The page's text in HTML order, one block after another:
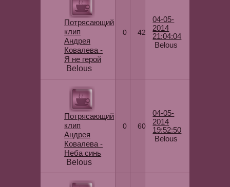
Потрясающий
клип
Андрея
Ковалева -
Я не герой
Belous
0 42
04-05-
2014
21:04:04
Belous
Потрясающий
клип
Андрея
Ковалева -
Неба синь
Belous
0 60
04-05-
2014
19:52:50
Belous